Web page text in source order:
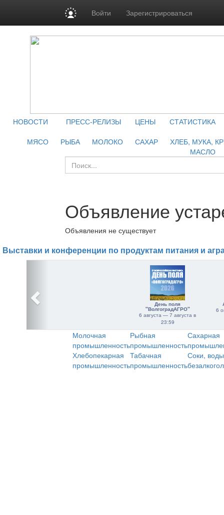
Войти Зарегистрироваться
НОВОСТИ ПРЕСС-РЕЛИЗЫ ЦЕНЫ
СТАТИСТИКА
МЯСО
РЫБА МОЛОКО САХАР
ХЛЕБ, МУКА,
МАСЛО
Объявление
Объявления не существует
Выставки и конференции по продуктам питания и
День поля
"ВолгоградАГРО"
6 августа — 7 августа в
23:59
6
Молочная
промышленность
Рыбная
промышленность
Сахарная
Хлебопекарная
промышленность
Табачная
промышленность
Соки,